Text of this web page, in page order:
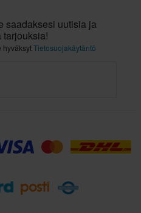
saadaksesi uutisia ja
tarjouksia!
hyväksytTietosuojakäytäntö